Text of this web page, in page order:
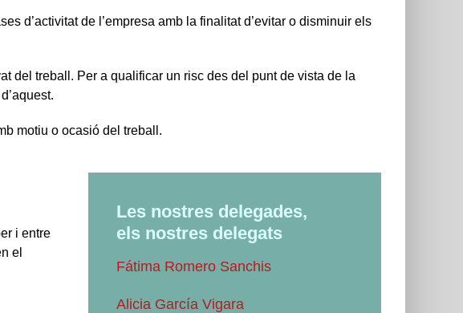
d’activitat de l’empresa amb la finalitat d’evitar o disminuir els
del treball. Per a qualificar un risc des del punt de vista de la
motiu o ocasió del treball.
i entre
el
Les nostres delegades,
els nostres delegats
Fátima Romero Sanchis
Alicia García Vigara